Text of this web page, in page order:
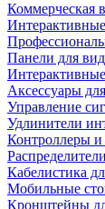
Коммерческая
Панели для
Аксессуары
Управление
Удлинители
Контроллеры
Кабелистика
Мобильные
Кронштейны